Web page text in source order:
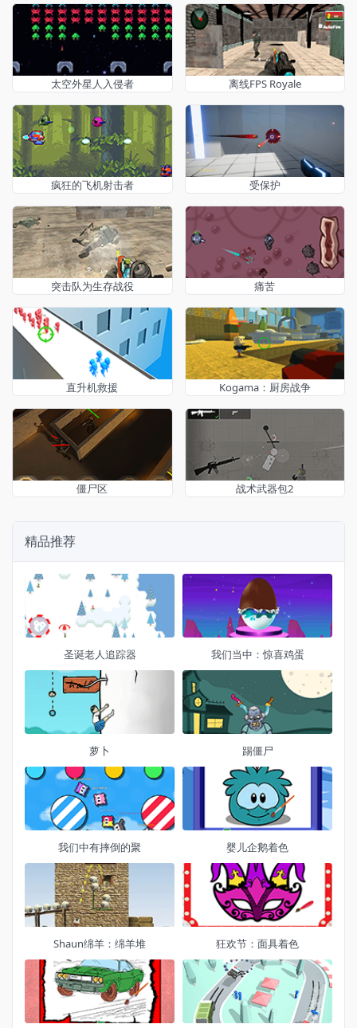
太空外星人入侵者 离线FPS Royale
疯狂的飞机射击者 受保护
突击队为生存战役 痛苦
直升机救援 Kogama：厨房战争
僵尸区 战术武器包2
精品推荐
圣诞老人追踪器 我们当中：惊喜鸡蛋
萝卜 踢僵尸
我们中有摔倒的聚 婴儿企鹅着色
Shaun绵羊：绵羊堆 狂欢节：面具着色